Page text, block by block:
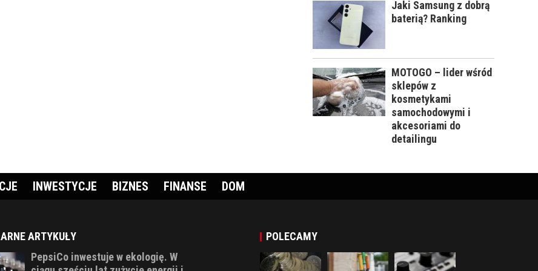
Jaki Samsung z dobrą
baterią? Ranking
MOTOGO – lider wśród
sklepów z
kosmetykami
samochodowymi i
akcesoriami do
detailingu
INWESTYCJE BIZNES FINANSE DOM
ARTYKUŁY
PepsiCo inwestuje w ekologię. W
POLECAMY